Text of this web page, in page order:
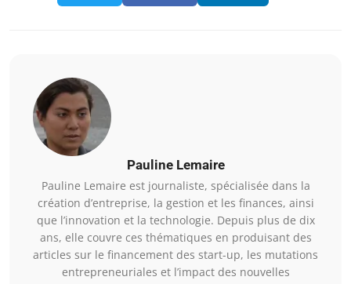
Pauline Lemaire
Pauline Lemaire est journaliste, spécialisée dans la
création d’entreprise, la gestion et les finances, ainsi
que l’innovation et la technologie. Depuis plus de dix
ans, elle couvre ces thématiques en produisant des
articles sur le financement des start-up, les mutations
entrepreneuriales et l’impact des nouvelles